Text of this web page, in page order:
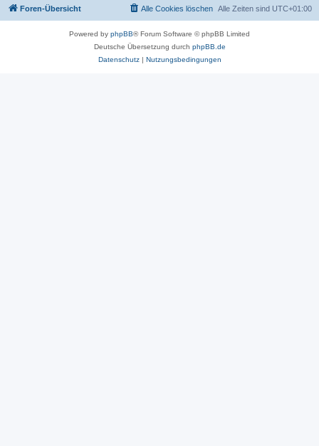
Foren-Übersicht Alle Zeiten sind UTC+01:00
Alle Cookies löschen
Powered by phpBB® Forum Software © phpBB Limited
Deutsche Übersetzung durch phpBB.de
Datenschutz| Nutzungsbedingungen